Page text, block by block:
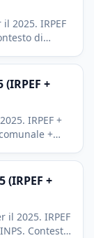
2025. IRPEF
di
+
IRPEF +
+
+
2025. IRPEF
Contesto